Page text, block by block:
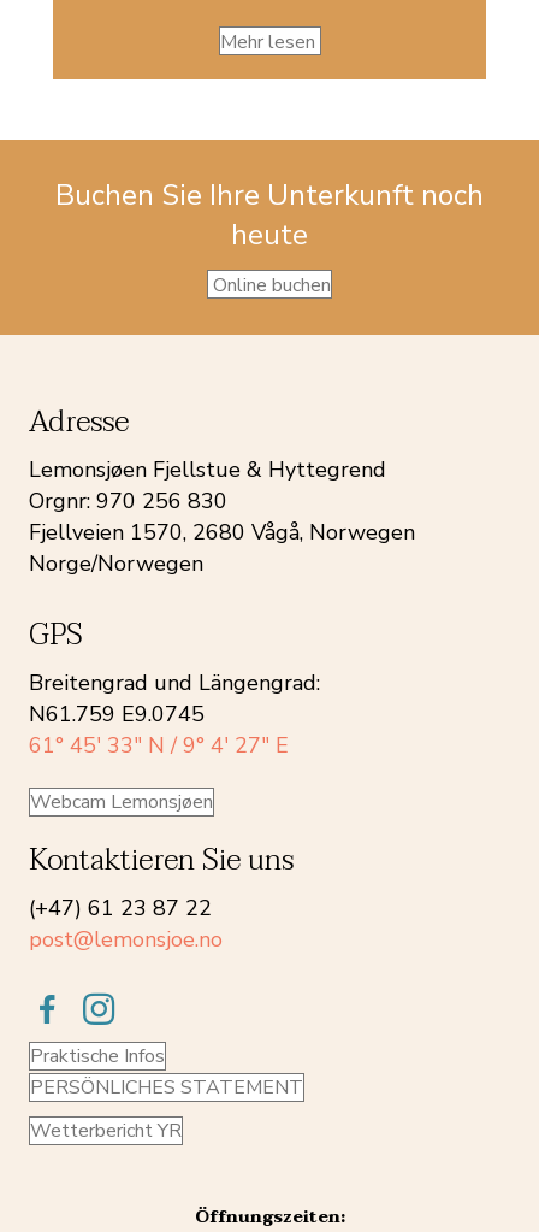
Mehr lesen
Buchen Sie Ihre Unterkunft noch
heute
Online buchen
Adresse
Lemonsjøen Fjellstue & Hyttegrend
Orgnr: 970 256 830
Fjellveien 1570, 2680 Vågå, Norwegen
Norge/Norwegen
GPS
Breitengrad und Längengrad:
N61.759 E9.0745
61° 45′ 33″ N / 9° 4′ 27″ E
Webcam Lemonsjøen
Kontaktieren Sie uns
(+47) 61 23 87 22
post@lemonsjoe.no
Praktische Infos
PERSÖNLICHES STATEMENT
Wetterbericht YR
Öffnungszeiten: